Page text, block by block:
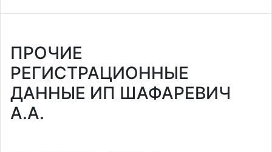
ПРОЧИЕ
РЕГИСТРАЦИОННЫЕ
ДАННЫЕ ИП ШАФАРЕВИЧ
А.А.